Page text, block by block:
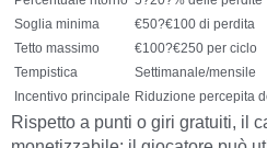
Soglia minima
€50?€100 di perdita
Tetto massimo
€100?€250 per ciclo
Tempistica
Settimanale/mensile
Incentivo principale Riduzione percepita
Rispetto a punti o giri gratuiti, il